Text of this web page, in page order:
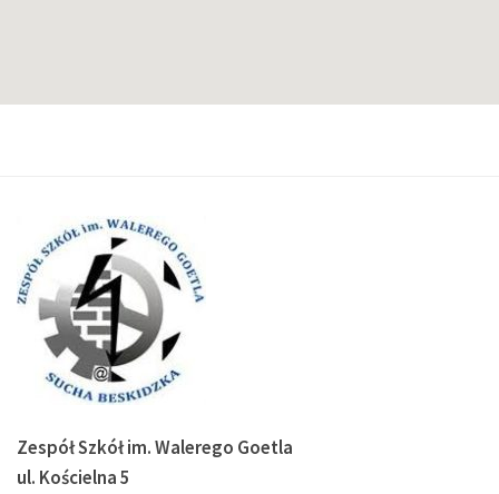
Zespół Szkół im. Walerego Goetla
ul. Kościelna 5